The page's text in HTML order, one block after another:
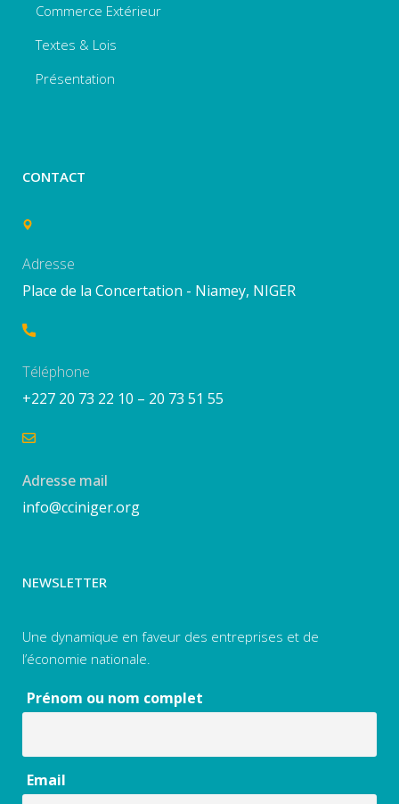
Commerce Extérieur
Textes & Lois
Présentation
CONTACT
Adresse
Place de la Concertation - Niamey, NIGER
Téléphone
+227 20 73 22 10 – 20 73 51 55
Adresse mail
info@cciniger.org
NEWSLETTER
Une dynamique en faveur des entreprises et de
l’économie nationale.
Prénom ou nom complet
Email